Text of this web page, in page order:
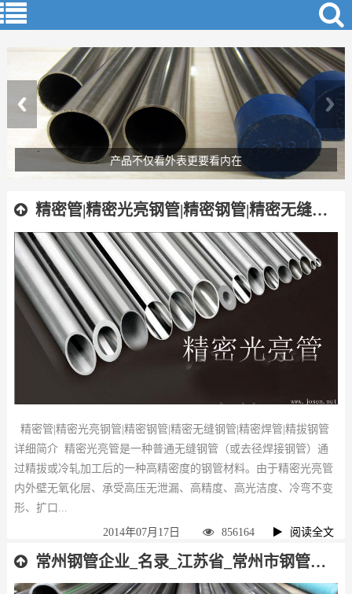
产品不仅看外表更要看内在
精密管|精密光亮钢管|精密钢管|精密无缝钢管|精密焊管|精拔钢管
精密管|精密光亮钢管|精密钢管|精密无缝钢管|精密焊管|精拔钢管
详细简介 精密光亮管是一种普通无缝钢管（或去径焊接钢管）通
过精拔或冷轧加工后的一种高精密度的钢管材料。由于精密光亮管
内外壁无氧化层、承受高压无泄漏、高精度、高光洁度、冷弯不变
形、扩口...
2014年07月17日 856164 阅读全文
常州钢管企业_名录_江苏省_常州市钢管厂_名单_排名_不分先后